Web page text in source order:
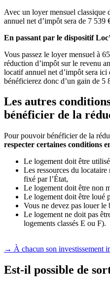
Avec un loyer mensuel classique
annuel net d’impôt sera de 7 539
En passant par le dispositif
Vous passez le loyer mensuel à
réduction d’impôt sur le revenu
locatif annuel net d’impôt sera
bénéficierez donc d’un gain de
Les autres
bénéficier de la
Pour pouvoir bénéficier de la
respecter certaines conditions
Le logement doit être
Les ressources du
fixé par l’État,
Le logement doit être non
Le logement doit être loué
Vous ne devez pas louer
Le logement ne doit pas
logements classés E ou F).
→ À chacun son investissement
Est-il possible de